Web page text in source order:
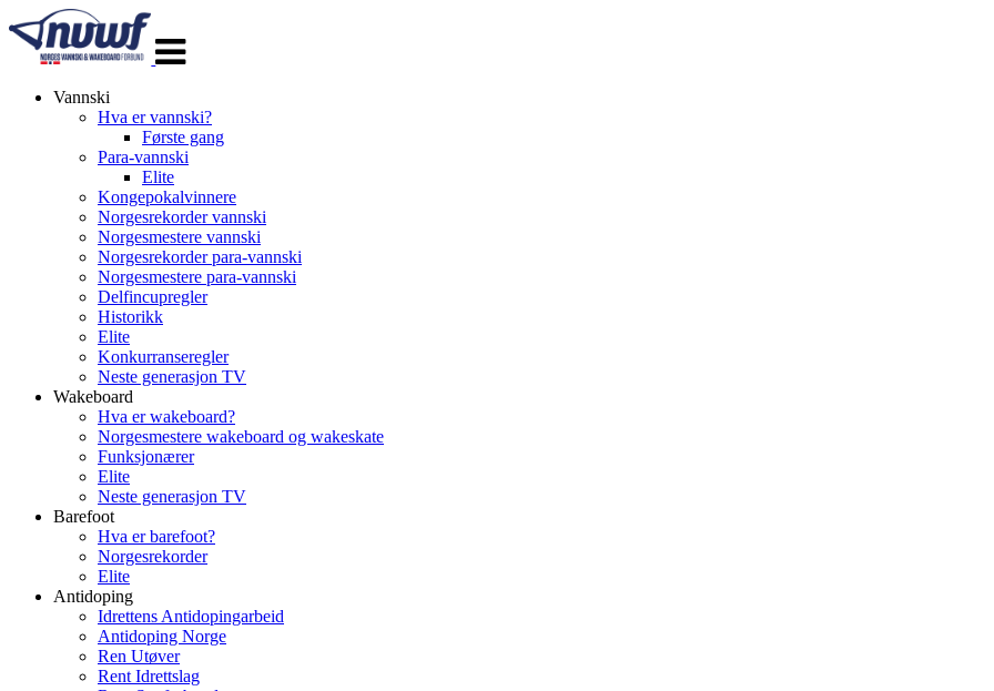
navigasjon
Vannski
Hva er vannski?
Første gang
Para-vannski
Elite
Kongepokalvinnere
Norgesrekorder vannski
Norgesmestere vannski
Norgesrekorder para-vannski
Norgesmestere para-vannski
Delfincupregler
Historikk
Elite
Konkurranseregler
Neste generasjon TV
Wakeboard
Hva er wakeboard?
Norgesmestere wakeboard og wakeskate
Funksjonærer
Elite
Neste generasjon TV
Barefoot
Hva er barefoot?
Norgesrekorder
Elite
Antidoping
Idrettens Antidopingarbeid
Antidoping Norge
Ren Utøver
Rent Idrettslag